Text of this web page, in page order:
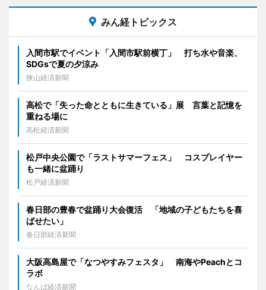
みん経トピックス
入間市駅でイベント「入間市駅前横丁」 打ち水や音楽、
SDGsで夏の夕涼み
狭山経済新聞
高松で「失った命とともに生きている」展 言葉と記憶を
重ねる場に
高松経済新聞
松戸中央公園で「ラストサマーフェス」 コスプレイヤー
も一緒に盆踊り
松戸経済新聞
春日部の豊春で盆踊り大会復活 「地域の子どもたちを喜
ばせたい」
春日部経済新聞
大阪高島屋で「なつやすみフェスタ」 南海やPeachとコ
ラボ
なんば経済新聞